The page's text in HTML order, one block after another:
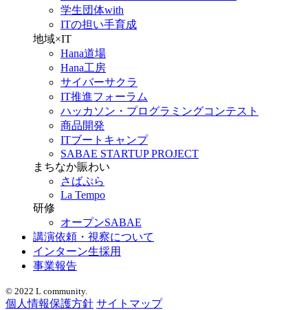
学生団体with
ITの担い手育成
地域×IT
Hana道場
Hana工房
サイバーサクラ
IT推進フォーラム
ハッカソン・プログラミングコンテスト
商品開発
ITブートキャンプ
SABAE STARTUP PROJECT
まちなか賑わい
さばぷら
La Tempo
研修
オープンSABAE
講演依頼・視察について
インターン生採用
事業報告
© 2022 L community.
個人情報保護方針 サイトマップ